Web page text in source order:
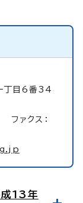
丁目6番34
ァクス：
成13年